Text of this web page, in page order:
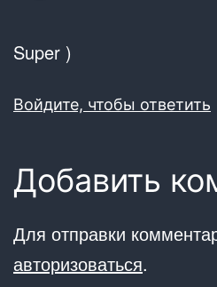
Super )
Войдите, чтобы ответить
Добавить
Для отправки
авторизоваться.